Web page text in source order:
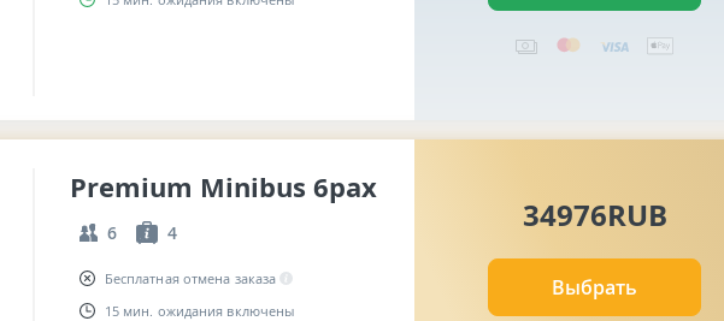
Premium Minibus 6pax
6 4
Бесплатная отмена заказа
15 мин. ожидания включены
34976RUB
Выбрать